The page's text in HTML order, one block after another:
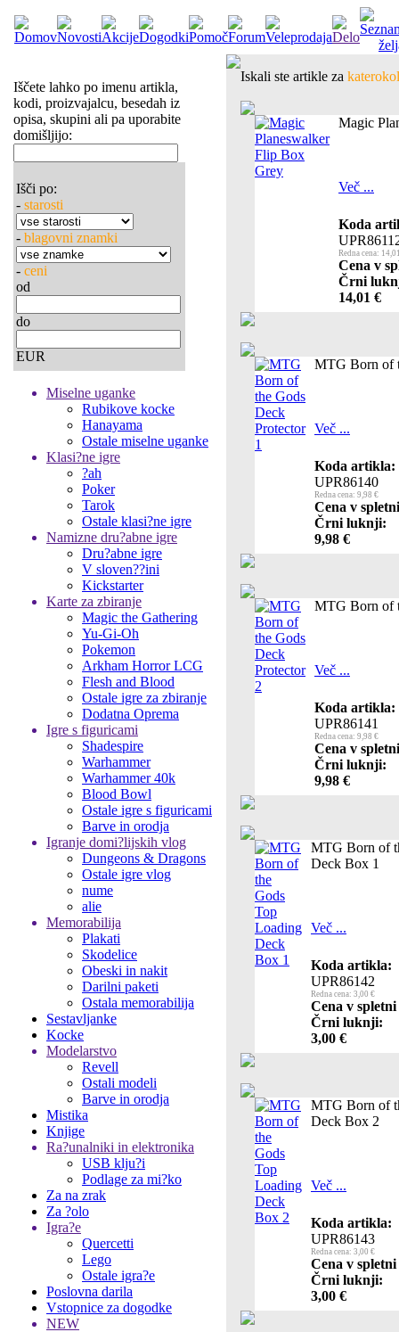
Iščete lahko po imenu artikla,
kodi, proizvajalcu, besedah iz
opisa, skupini ali pa uporabite
domišljijo:
Išči po:
- starosti
- blagovni znamki
- ceni
od
do
EUR
Miselne uganke
Rubikove kocke
Hanayama
Ostale miselne uganke
Klasi?ne igre
?ah
Poker
Tarok
Ostale klasi?ne igre
Namizne dru?abne igre
Dru?abne igre
V sloven??ini
Kickstarter
Karte za zbiranje
Magic the Gathering
Yu-Gi-Oh
Pokemon
Arkham Horror LCG
Flesh and Blood
Ostale igre za zbiranje
Dodatna Oprema
Igre s figuricami
Shadespire
Warhammer
Warhammer 40k
Blood Bowl
Ostale igre s figuricami
Barve in orodja
Igranje domi?lijskih vlog
Dungeons & Dragons
Ostale igre vlog
nume
alie
Memorabilija
Plakati
Skodelice
Obeski in nakit
Darilni paketi
Ostala memorabilija
Sestavljanke
Kocke
Modelarstvo
Revell
Ostali modeli
Barve in orodja
Mistika
Knjige
Ra?unalniki in elektronika
USB klju?i
Podlage za mi?ko
Za na zrak
Za ?olo
Igra?e
Quercetti
Lego
Ostale igra?e
Poslovna darila
Vstopnice za dogodke
NEW
Iskali ste artikle za
Magic
Več ...
Koda
Redna cena:
Cena v
Črni
14,01 €
MTG Born of
Več ...
Koda artikla:
UPR86140
Redna cena: 9,98 €
Cena v spletni
Črni luknji:
9,98 €
MTG Born of
Več ...
Koda artikla:
UPR86141
Redna cena: 9,98 €
Cena v spletni
Črni luknji:
9,98 €
MTG Born of
Deck Box 1
Več ...
Koda artikla:
UPR86142
Redna cena: 3,00 €
Cena v spletni
Črni luknji:
3,00 €
MTG Born of
Deck Box 2
Več ...
Koda artikla:
UPR86143
Redna cena: 3,00 €
Cena v spletni
Črni luknji:
3,00 €